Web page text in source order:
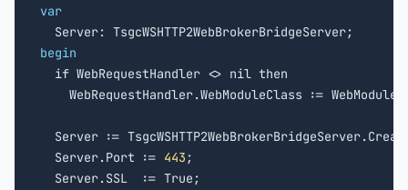
var
begin
if WebRequestHandler <> nil then
WebRequestHandler.WebModuleClass :=
Server :=
  Server.Port :=
443 ;
  Server.SSL  := True;